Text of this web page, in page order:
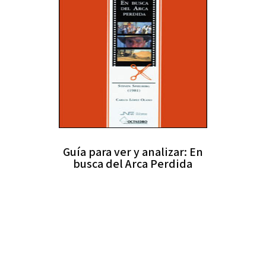
Guía para ver y analizar: En
busca del Arca Perdida